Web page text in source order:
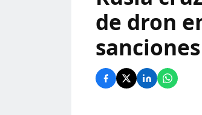
de dron
sanciones